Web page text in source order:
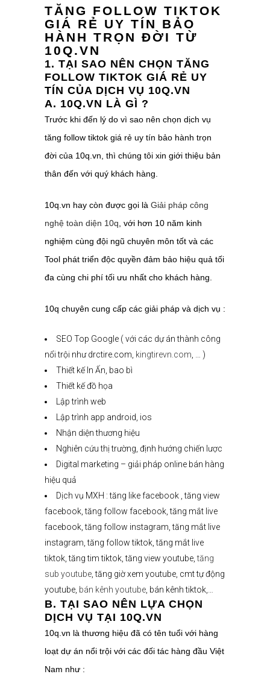
TĂNG FOLLOW TIKTOK
GIÁ RẺ UY TÍN BẢO
HÀNH TRỌN ĐỜI TỪ
10Q.VN
1. TẠI SAO NÊN CHỌN TĂNG
FOLLOW TIKTOK GIÁ RẺ UY
TÍN CỦA DỊCH VỤ 10Q.VN
A. 10Q.VN LÀ GÌ ?
Trước khi đến lý do vì sao nên chọn dịch vụ
tăng follow tiktok giá rẻ uy tín bảo hành trọn
đời của 10q.vn, thì chúng tôi xin giới thiệu bản
thân đến với quý khách hàng.
10q.vn hay còn được gọi là Giải pháp công
nghệ toàn diện 10q , với hơn 10 năm kinh
nghiệm cùng đội ngũ chuyên môn tốt và các
Tool phát triển độc quyền đảm bảo hiệu quả tối
đa cùng chi phí tối ưu nhất cho khách hàng.
10q chuyên cung cấp các giải pháp và dịch vụ :
SEO Top Google ( với các dự án thành công
nổi trội như drctire.com, kingtirevn.com , … )
Thiết kế In Ấn, bao bì
Thiết kế đồ họa
Lập trình web
Lập trình app android, ios
Nhận diện thương hiệu
Nghiên cứu thị trường, định hướng chiến lược
Digital marketing – giải pháp online bán hàng
hiệu quả
Dịch vụ MXH : tăng like facebook , tăng view
facebook, tăng follow facebook, tăng mắt live
facebook, tăng follow instagram, tăng mắt live
instagram, tăng follow tiktok, tăng mắt live
tiktok, tăng tim tiktok, tăng view youtube,tăng
sub youtube , tăng giờ xem youtube, cmt tự động
youtube, bán kênh youtube , bán kênh tiktok,…
B. TẠI SAO NÊN LỰA CHỌN
DỊCH VỤ TẠI 10Q.VN
10q.vn là thương hiệu đã có tên tuổi với hàng
loạt dự án nổi trội với các đối tác hàng đầu Việt
Nam như :